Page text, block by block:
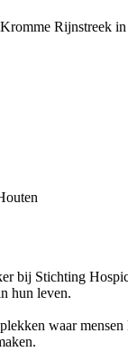
Rijnstreek
bij Stichting
hun leven.
waar